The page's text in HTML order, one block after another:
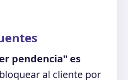
pendencia" es
al cliente por